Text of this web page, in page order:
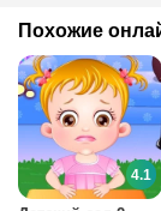
Похожие
4.1